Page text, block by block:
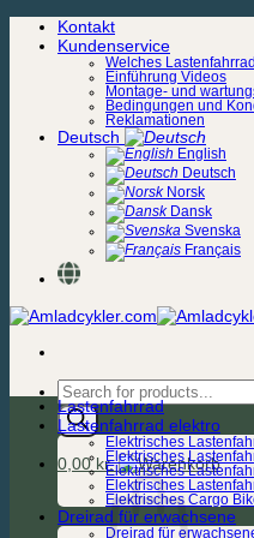
Zum
Inhalt
Kontakt
Kundenservice
Welches
Einführung Videos
Montage- und
Bedingungen und
Reklamationen
Deutsch
English
Deutsch
Norsk
Dansk
Svenska
Français
Products
search
0,00kr.
Lastenfahrrad
Lastenfahrrad elektro
Elektrisches
Elektrisches
Elektrisches
Elektrisches
Elektrisches Cargo
Dreirad für erwachsene
Dreirad für